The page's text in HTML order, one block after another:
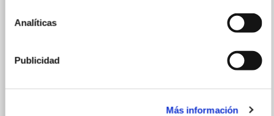
Analíticas
Publicidad
Más información